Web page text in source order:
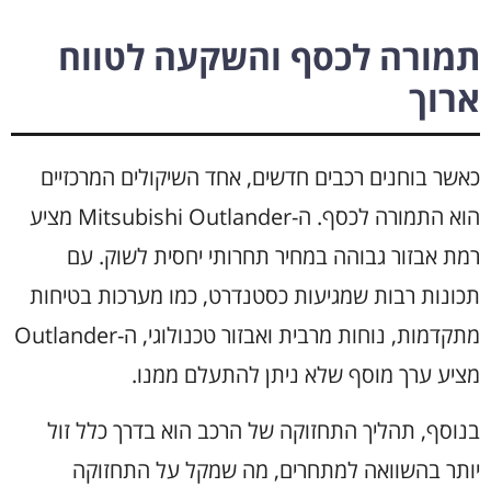
תמורה לכסף והשקעה לטווח
ארוך
כאשר בוחנים רכבים חדשים, אחד השיקולים המרכזיים
הוא התמורה לכסף. ה-Mitsubishi Outlander מציע
רמת אבזור גבוהה במחיר תחרותי יחסית לשוק. עם
תכונות רבות שמגיעות כסטנדרט, כמו מערכות בטיחות
מתקדמות, נוחות מרבית ואבזור טכנולוגי, ה-Outlander
מציע ערך מוסף שלא ניתן להתעלם ממנו.
בנוסף, תהליך התחזוקה של הרכב הוא בדרך כלל זול
יותר בהשוואה למתחרים, מה שמקל על התחזוקה